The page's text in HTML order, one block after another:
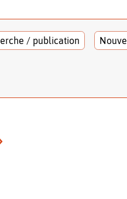
/ publication